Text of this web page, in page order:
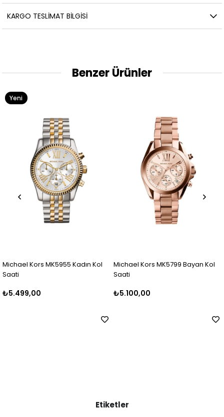
KARGO TESLIMAT BILGISI
Benzer Ürünler
Michael Kors MK5799 Bayan Kol
₺5.100,00
Michael Kors MK5798
₺5.500,00
Etiketler